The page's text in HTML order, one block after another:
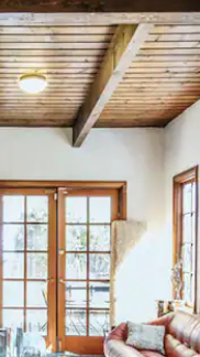
dan ke bawah atau